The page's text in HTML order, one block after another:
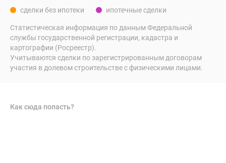
сделки без ипотеки ипотечные сделки
Статистическая информация по данным Федеральной
службы государственной регистрации, кадастра и
картографии (Росреестр).
Учитываются сделки по зарегистрированным договорам
участия в долевом строительстве с физическими лицами.
Как сюда попасть?